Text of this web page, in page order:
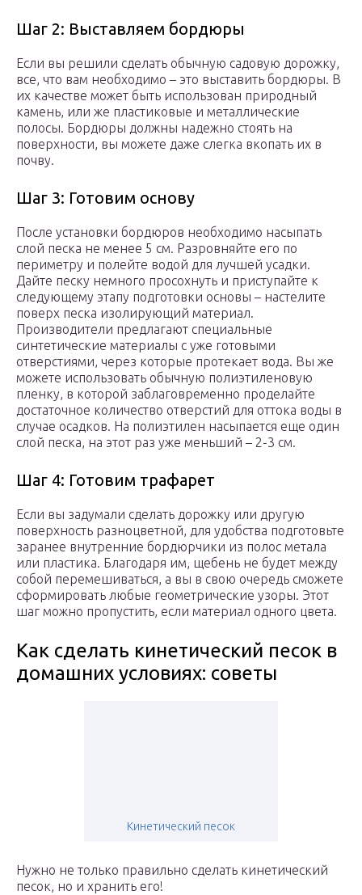
Шаг 2: Выставляем бордюры
Если вы решили сделать обычную садовую дорожку,
все, что вам необходимо – это выставить бордюры. В
их качестве может быть использован природный
камень, или же пластиковые и металлические
полосы. Бордюры должны надежно стоять на
поверхности, вы можете даже слегка вкопать их в
почву.
Шаг 3: Готовим основу
После установки бордюров необходимо насыпать
слой песка не менее 5 см. Разровняйте его по
периметру и полейте водой для лучшей усадки.
Дайте песку немного просохнуть и приступайте к
следующему этапу подготовки основы – настелите
поверх песка изолирующий материал.
Производители предлагают специальные
синтетические материалы с уже готовыми
отверстиями, через которые протекает вода. Вы же
можете использовать обычную полиэтиленовую
пленку, в которой заблаговременно проделайте
достаточное количество отверстий для оттока воды в
случае осадков. На полиэтилен насыпается еще один
слой песка, на этот раз уже меньший – 2-3 см.
Шаг 4: Готовим трафарет
Если вы задумали сделать дорожку или другую
поверхность разноцветной, для удобства подготовьте
заранее внутренние бордюрчики из полос метала
или пластика. Благодаря им, щебень не будет между
собой перемешиваться, а вы в свою очередь сможете
сформировать любые геометрические узоры. Этот
шаг можно пропустить, если материал одного цвета.
Как сделать кинетический песок в
домашних условиях: советы
Кинетический песок
Нужно не только правильно сделать кинетический
песок, но и хранить его!